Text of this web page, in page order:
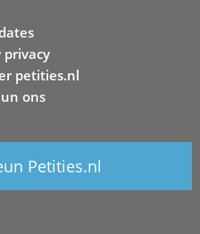
privacy
petities.nl
ons
Petities.nl